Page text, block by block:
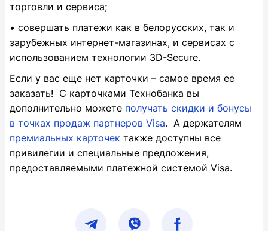
торговли и сервиса;
• совершать платежи как в белорусских, так и
зарубежных интернет-магазинах, и сервисах с
использованием технологии 3D-Secure.
Если у вас еще нет карточки – самое время ее
заказать! С карточками Технобанка вы
дополнительно можете получать скидки и бонусы
в точках продаж партнеров Visa. А держателям
премиальных карточек также доступны все
привилегии и специальные предложения,
предоставляемыми платежной системой Visa.